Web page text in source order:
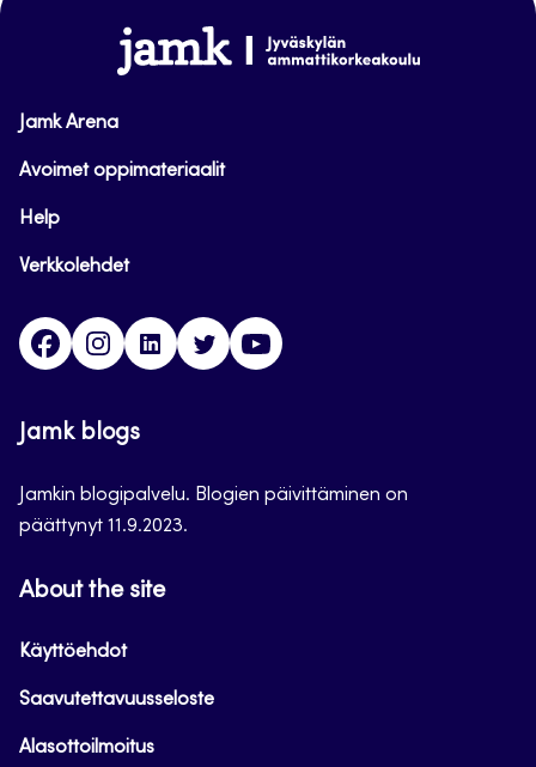
www.jamk.fi
Jamk Arena
Avoimet oppimateriaalit
Help
Verkkolehdet
FacebookInstagramLinkedinTwitter
Jamk blogs
Jamkin blogipalvelu. Blogien päivittäminen on
päättynyt 11.9.2023.
About the site
Käyttöehdot
Saavutettavuusseloste
Alasottoilmoitus